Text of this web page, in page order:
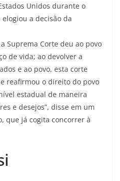
Unidos durante o
a decisão da
Suprema Corte deu ao povo
de vida; ao devolver a
e ao povo, esta corte
reafirmou o direito do povo
estadual de maneira
e desejos”, disse em um
que já cogita concorrer à